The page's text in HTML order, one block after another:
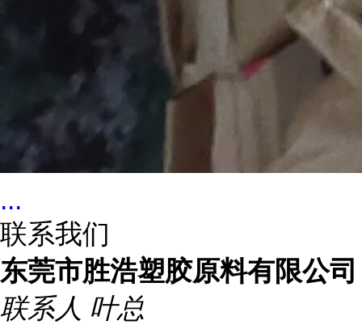
...
联系我们
东莞市胜浩塑胶原料有限公司
联系人 叶总